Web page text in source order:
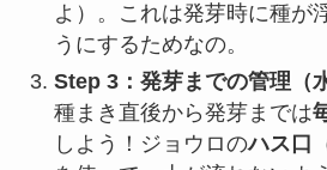
よ）。これは発芽時に種が
うにするためなの。
Step 3：発芽までの管理（
種まき直後から発芽までは
しよう！ジョウロのハス口